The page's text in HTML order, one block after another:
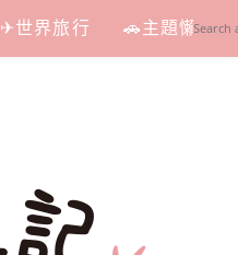
✈世界旅行 🚗主題懶人包